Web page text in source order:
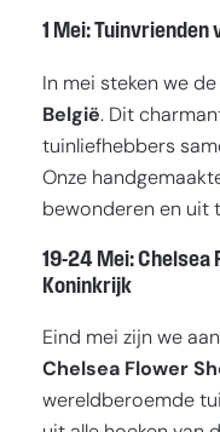
1 Mei: Tuinvrienden
In mei steken we
België. Dit
tuinliefhebbers
Onze
bewonderen en uit
19-24 Mei: Chelsea
Koninkrijk
Eind mei zijn we
Chelsea Flower
wereldberoemde